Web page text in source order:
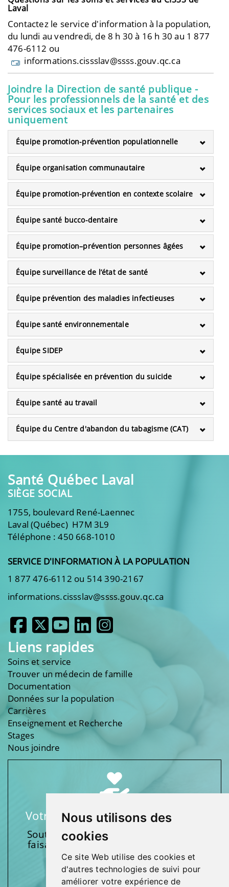
Nous utilisons des
cookies
Ce site Web utilise des cookies et
d'autres technologies de suivi pour
améliorer votre expérience de
Laval
Contactez le service d'information à la population,
du lundi au vendredi, de 8 h 30 à 16 h 30 au 1 877
476-6112 ou
informations.cissslav@ssss.gouv.qc.ca
Joindre la Direction de santé publique -
Pour les professionnels de la santé et des
services sociaux et les partenaires
uniquement
Équipe promotion-prévention populationnelle
Équipe organisation communautaire
Équipe promotion-prévention en contexte scolaire
Équipe santé bucco-dentaire
Équipe promotion–prévention personnes âgées
Équipe surveillance de l’état de santé
Équipe prévention des maladies infectieuses
Équipe santé environnementale
Équipe SIDEP
Équipe spécialisée en prévention du suicide
Équipe santé au travail
Équipe du Centre d'abandon du tabagisme (CAT)
Santé Québec Laval
SIÈGE SOCIAL
1755, boulevard René-Laennec
Laval (Québec) H7M 3L9
Téléphone : 450 668-1010
SERVICE D'INFORMATION À LA POPULATION
1 877 476-6112 ou 514 390-2167
informations.cissslav@ssss.gouv.qc.ca
Liens rapides
Soins et service
Trouver un médecin de famille
Documentation
Données sur la population
Carrières
Enseignement et Recherche
Stages
Nous joindre
Votre soutien fait une différence
Soutenez l’une de nos fondations en
faisant un don et en participant aux
activités.
Donnez généreusement!